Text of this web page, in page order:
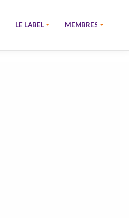
LE LABEL MEMBRES